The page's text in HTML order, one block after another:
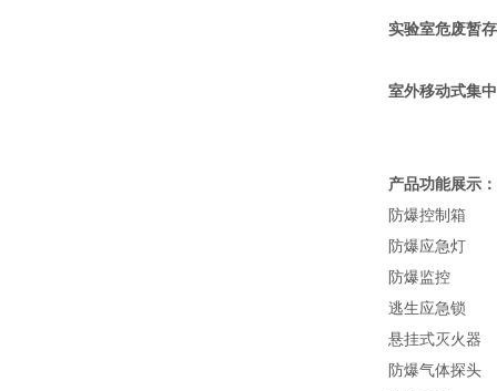
实验室危废暂
室外移动式集
产品功能展示：
防爆控制箱
防爆应急灯
防爆监控
逃生应急锁
悬挂式灭火器
防爆气体探头